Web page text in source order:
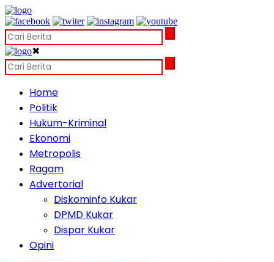
✖
Home
Politik
Hukum-Kriminal
Ekonomi
Metropolis
Ragam
Advertorial
Diskominfo Kukar
DPMD Kukar
Dispar Kukar
Opini